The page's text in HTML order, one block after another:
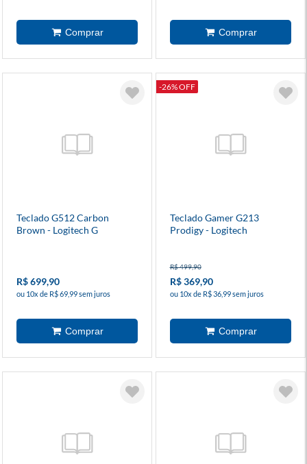
Teclado G512 Carbon
Brown - Logitech G
R$ 699,90
ou 10x de R$ 69,99 sem juros
-26% OFF
Teclado Gamer G213
Prodigy - Logitech
R$ 499,90
R$ 369,90
ou 10x de R$ 36,99 sem juros